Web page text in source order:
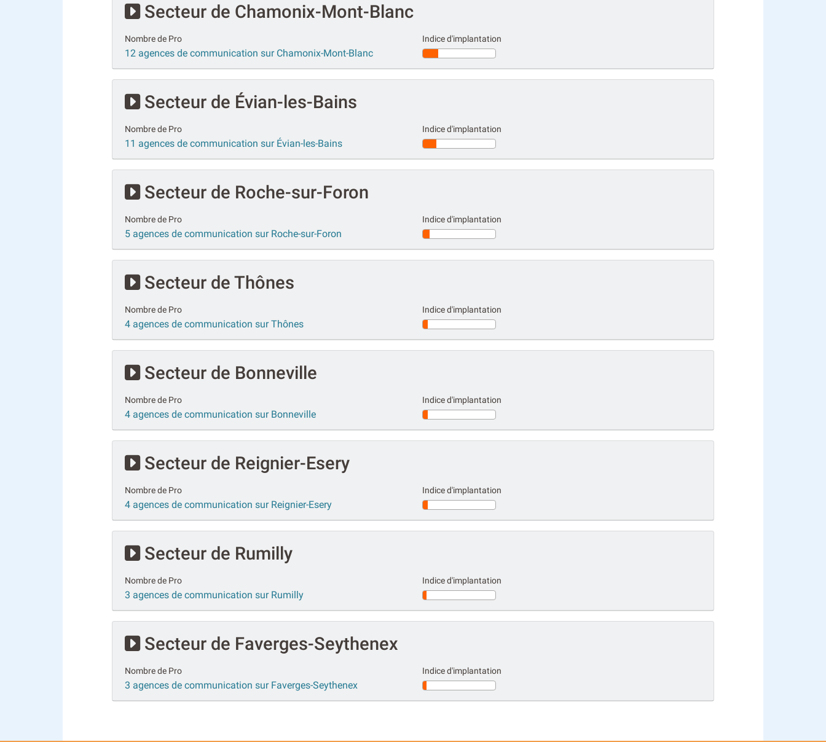
Secteur de Chamonix-Mont-Blanc
Nombre de Pro
12 agences de communication sur Chamonix-Mont-Blanc
Indice d'implantation
Secteur de Évian-les-Bains
Nombre de Pro
11 agences de communication sur Évian-les-Bains
Indice d'implantation
Secteur de Roche-sur-Foron
Nombre de Pro
5 agences de communication sur Roche-sur-Foron
Indice d'implantation
Secteur de Thônes
Nombre de Pro
4 agences de communication sur Thônes
Indice d'implantation
Secteur de Bonneville
Nombre de Pro
4 agences de communication sur Bonneville
Indice d'implantation
Secteur de Reignier-Esery
Nombre de Pro
4 agences de communication sur Reignier-Esery
Indice d'implantation
Secteur de Rumilly
Nombre de Pro
3 agences de communication sur Rumilly
Indice d'implantation
Secteur de Faverges-Seythenex
Nombre de Pro
3 agences de communication sur Faverges-Seythenex
Indice d'implantation